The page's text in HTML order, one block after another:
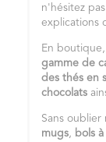
n'hésitez
explications
En
gamme de
des thés en
chocolats
Sans oublier
mugs, bols